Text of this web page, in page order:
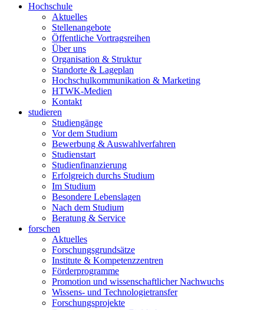
Hochschule
Aktuelles
Stellenangebote
Öffentliche Vortragsreihen
Über uns
Organisation & Struktur
Standorte & Lageplan
Hochschulkommunikation & Marketing
HTWK-Medien
Kontakt
studieren
Studiengänge
Vor dem Studium
Bewerbung & Auswahlverfahren
Studienstart
Studienfinanzierung
Erfolgreich durchs Studium
Im Studium
Besondere Lebenslagen
Nach dem Studium
Beratung & Service
forschen
Aktuelles
Forschungsgrundsätze
Institute & Kompetenzzentren
Förderprogramme
Promotion und wissenschaftlicher Nachwuchs
Wissens- und Technologietransfer
Forschungsprojekte